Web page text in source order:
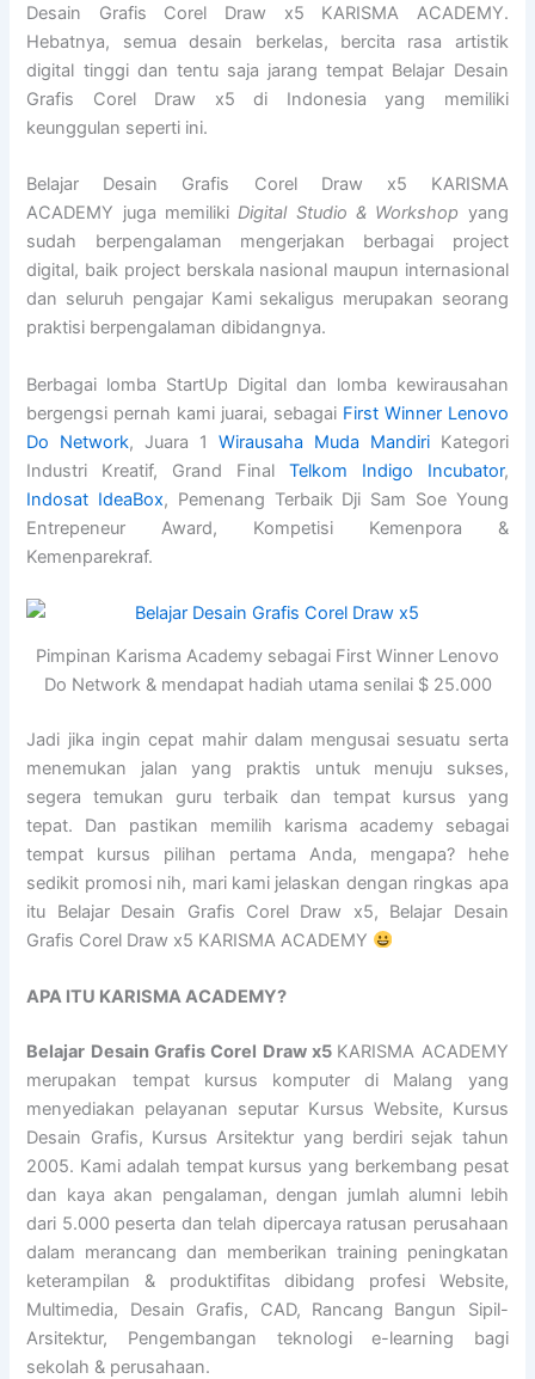
Desain Grafis Corel Draw x5 KARISMA ACADEMY.
Hebatnya, semua desain berkelas, bercita rasa artistik
digital tinggi dan tentu saja jarang tempat Belajar Desain
Grafis Corel Draw x5 di Indonesia yang memiliki
keunggulan seperti ini.
Belajar Desain Grafis Corel Draw x5 KARISMA
ACADEMY juga memilikiDigital Studio & Workshop yang
sudah berpengalaman mengerjakan berbagai project
digital, baik project berskala nasional maupun internasional
dan seluruh pengajar Kami sekaligus merupakan seorang
praktisi berpengalaman dibidangnya.
Berbagai lomba StartUp Digital dan lomba kewirausahan
bergengsi pernah kami juarai, sebagai First Winner Lenovo
Do Network, Juara 1 Wirausaha Muda MandiriKategori
Industri Kreatif, Grand Final Telkom Indigo Incubator,
Indosat IdeaBox, Pemenang Terbaik Dji Sam Soe Young
Entrepeneur Award, Kompetisi Kemenpora &
Kemenparekraf.
Pimpinan Karisma Academy sebagai First Winner Lenovo
Do Network & mendapat hadiah utama senilai $ 25.000
Jadi jika ingin cepat mahir dalam mengusai sesuatu serta
menemukan jalan yang praktis untuk menuju sukses,
segera temukan guru terbaik dan tempat kursus yang
tepat. Dan pastikan memilih karisma academy sebagai
tempat kursus pilihan pertama Anda, mengapa? hehe
sedikit promosi nih, mari kami jelaskan dengan ringkas apa
itu Belajar Desain Grafis Corel Draw x5, Belajar Desain
Grafis Corel Draw x5 KARISMA ACADEMY
APA ITU KARISMA ACADEMY?
Belajar Desain Grafis Corel Draw x5 KARISMA ACADEMY
merupakan tempat kursus komputer di Malang yang
menyediakan pelayanan seputar Kursus Website, Kursus
Desain Grafis, Kursus Arsitektur yang berdiri sejak tahun
2005. Kami adalah tempat kursus yang berkembang pesat
dan kaya akan pengalaman, dengan jumlah alumni lebih
dari 5.000 peserta dan telah dipercaya ratusan perusahaan
dalam merancang dan memberikan training peningkatan
keterampilan & produktifitas dibidang profesi Website,
Multimedia, Desain Grafis, CAD, Rancang Bangun Sipil-
Arsitektur, Pengembangan teknologi e-learning bagi
sekolah & perusahaan.